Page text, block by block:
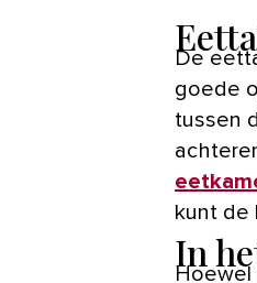
De
goede
tussen
kunt de
In
Hoewel